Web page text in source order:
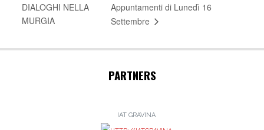
DIALOGHI NELLA
MURGIA
Appuntamenti di Lunedì 16
Settembre
PARTNERS
IAT GRAVINA